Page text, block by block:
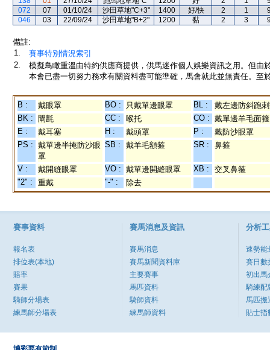
072
07 01/10/24 沙田草地"C+3" 1400 好/快 2 1
046
03 22/09/24 沙田草地"B+2" 1200 黏 2 3
備註:
1.
賽事特別情況索引
2.
模擬鳥瞰重溫由特約供應商提供，供馬迷作個人娛樂資訊之用。但
本會已盡一切努力務求有關資料盡可能準確，馬會就此並無責任。至
B : 戴眼罩 BO : 只戴單邊眼罩 BL :
戴左邊防斜跑
BK :
閘氈 CC : 喉托 CO : 戴單邊羊毛面箍
E :
戴耳塞 H : 戴頭罩 P :
戴防沙眼罩
PS : 戴單邊半掩防沙眼
罩
SB : 戴羊毛額箍 SR : 鼻箍
V : 戴開縫眼罩 VO : 戴單邊開縫眼罩 XB :
交叉鼻箍
"2" :
重戴 "-" : 除去
賽事資料
報名表
排位表(本地)
賠率
賽果
騎師分場表
練馬師分場表
賽馬消息及資訊
賽馬消息
賽馬新聞資料庫
主要賽事
馬匹資料
騎師資料
練馬師資料
分析
速勢能
賽日數
初出馬
騎練配
馬匹搬
貼士指